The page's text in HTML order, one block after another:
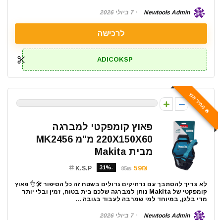
Newtools Admin 7 ביולי 2026
לרכישה
ADICOKSP
🔥 מחיר אש
0
פאוץ קומפקטי למברגה
220X150X60 מ"מ MK2456
מבית Makita
59₪
85₪
-31%
K.S.P
לא צריך להסתבך עם נרתיקים גדולים בשטח זה כל הסיפור 🛠️👌 פאוץ
קומפקטי של Makita נותן למברגה שלכם בית בטוח, זמין ובלי יותר
מדי בלגן, במיוחד למי שמרבה לעבוד בגובה ...
Newtools Admin 7 ביולי 2026